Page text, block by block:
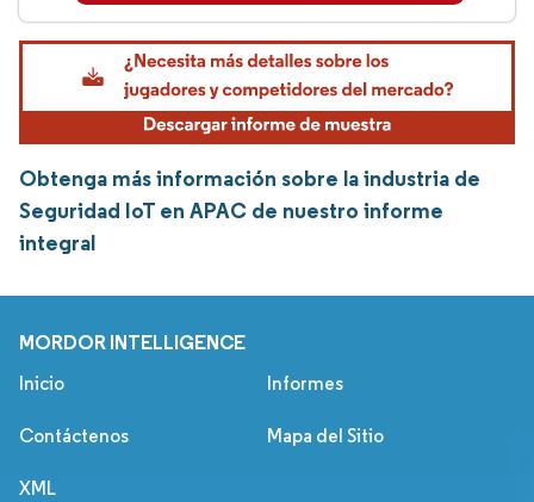
Obtenga más información sobre la industria de
Seguridad IoT en APAC de nuestro informe
integral
MORDOR INTELLIGENCE
Inicio Informes
Contáctenos Mapa del Sitio
XML